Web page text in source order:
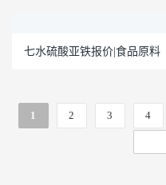
七水硫酸亚铁报价|食品原料
1 2 3 4